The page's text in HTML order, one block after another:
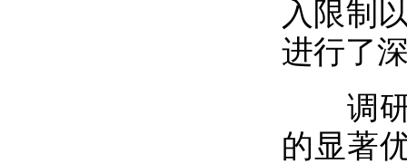
入限制
进行了
调研
的显著